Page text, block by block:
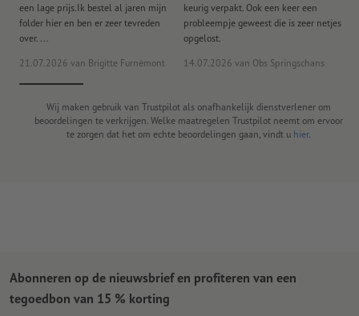
een lage prijs.Ik bestel al jaren mijn
folder hier en ben er zeer tevreden
over. ...
21.07.2026 van Brigitte Furnèmont
keurig verpakt. Ook een keer een
probleempje geweest die is zeer netjes
opgelost.
14.07.2026 van Obs Springschans
Wij maken gebruik van Trustpilot als onafhankelijk dienstverlener om
beoordelingen te verkrijgen. Welke maatregelen Trustpilot neemt om ervoor
te zorgen dat het om echte beoordelingen gaan, vindt u hier.
Abonneren op de nieuwsbrief en profiteren van een
tegoedbon van 15 % korting